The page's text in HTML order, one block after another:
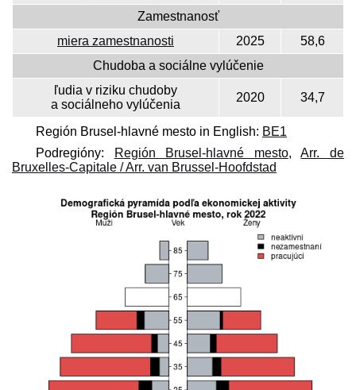
Zamestnanosť
miera zamestnanosti
2025
58,6
Chudoba a sociálne vylúčenie
ľudia v riziku chudoby
a sociálneho vylúčenia
2020 34,7
Región Brusel-hlavné mesto in English: BE1
Podregióny:
Región Brusel-hlavné mesto,Arr. de
Bruxelles-Capitale / Arr. van Brussel-Hoofdstad